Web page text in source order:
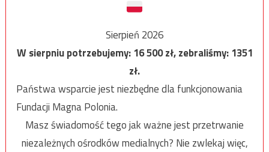
Sierpień 2026
W sierpniu potrzebujemy:16 500zł, zebraliśmy:1351
zł.
Państwa wsparcie jest niezbędne dla funkcjonowania
Fundacji Magna Polonia.
Masz świadomość tego jak ważne jest przetrwanie
niezależnych ośrodków medialnych? Nie zwlekaj więc,